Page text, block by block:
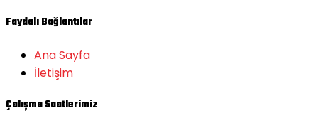
Faydalı Bağlantılar
Ana Sayfa
İletişim
Çalışma Saatlerimiz